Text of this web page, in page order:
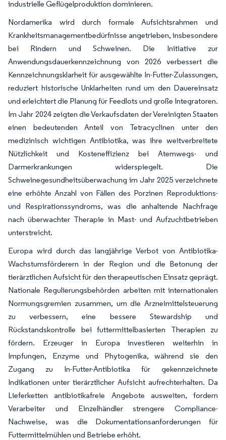
industrielle Geflügelproduktion dominieren.
Nordamerika wird durch formale Aufsichtsrahmen und
Krankheitsmanagementbedürfnisse angetrieben, insbesondere
bei Rindern und Schweinen. Die Initiative zur
Anwendungsdauerkennzeichnung von 2026 verbessert die
Kennzeichnungsklarheit für ausgewählte In-Futter-Zulassungen,
reduziert historische Unklarheiten rund um den Dauereinsatz
und erleichtert die Planung für Feedlots und große Integratoren.
Im Jahr 2024 zeigten die Verkaufsdaten der Vereinigten Staaten
einen bedeutenden Anteil von Tetracyclinen unter den
medizinisch wichtigen Antibiotika, was ihre weitverbreitete
Nützlichkeit und Kosteneffizienz bei Atemwegs- und
Darmerkrankungen widerspiegelt. Die
Schweinegesundheitsüberwachung im Jahr 2025 verzeichnete
eine erhöhte Anzahl von Fällen des Porzinen Reproduktions-
und Respirationssyndroms, was die anhaltende Nachfrage
nach überwachter Therapie in Mast- und Aufzuchtbetrieben
unterstreicht.
Europa wird durch das langjährige Verbot von Antibiotika-
Wachstumsförderern in der Region und die Betonung der
tierärztlichen Aufsicht für den therapeutischen Einsatz geprägt.
Nationale Regulierungsbehörden arbeiten mit internationalen
Normungsgremien zusammen, um die Arzneimittelsteuerung
zu verbessern, eine bessere Stewardship und
Rückstandskontrolle bei futtermittelbasierten Therapien zu
fördern. Erzeuger in Europa investieren weiterhin in
Impfungen, Enzyme und Phytogenika, während sie den
Zugang zu In-Futter-Antibiotika für gekennzeichnete
Indikationen unter tierärztlicher Aufsicht aufrechterhalten. Da
Lieferketten antibiotikafreie Angebote ausweiten, fordern
Verarbeiter und Einzelhändler strengere Compliance-
Nachweise, was die Dokumentationsanforderungen für
Futtermittelmühlen und Betriebe erhöht.